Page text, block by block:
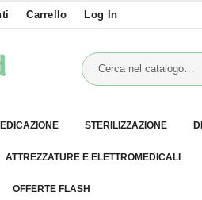
Carrello Log In
STERILIZZAZIONE
ATTREZZATURE E ELETTROMEDICALI
OFFERTE FLASH